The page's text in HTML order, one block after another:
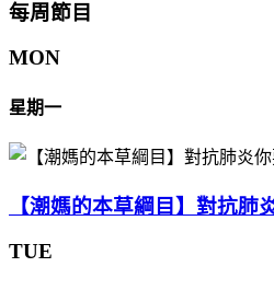
每周節目
MON
星期一
【潮媽的本草綱目】對抗肺
TUE